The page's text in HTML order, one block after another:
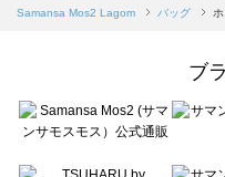
Samansa Mos2 blue（サマンサモス
sō4ū（ソウフォーユー）のバッグ一覧
Te chichi（テチチ）のバッグ一覧
Te chichi CLASSIC（テチチ クラシッ
Samansa Mos2 Lagom バッグ
ブ